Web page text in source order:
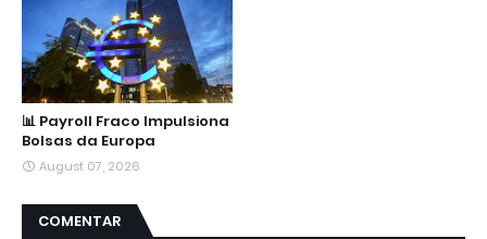
📊 Payroll Fraco Impulsiona
Bolsas da Europa
August 07, 2026
COMENTAR